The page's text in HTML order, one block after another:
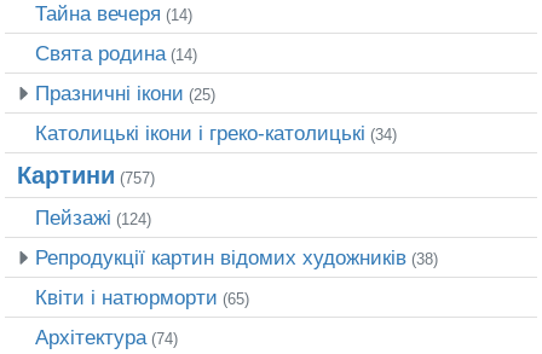
Тайна вечеря (14)
Свята родина(14)
Празничні ікони (25)
Католицькі ікони і греко-католицькі (34)
Картини (757)
Пейзажі (124)
Репродукції картин відомих художників (38)
Квіти і натюрморти (65)
Архітектура(74)